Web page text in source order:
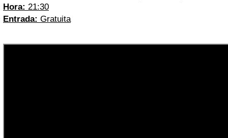
Hora: 21:30
Entrada: Gratuita